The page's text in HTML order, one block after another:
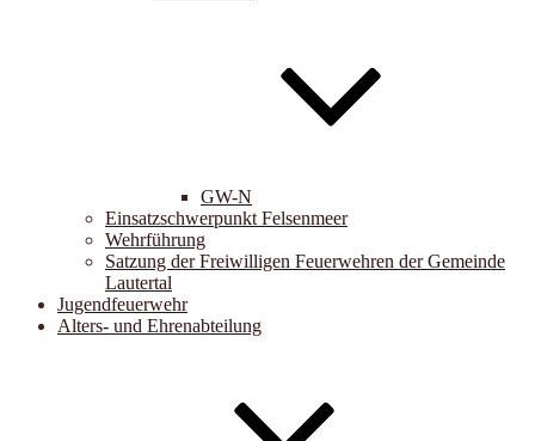
GW-N
Einsatzschwerpunkt Felsenmeer
Wehrführung
Satzung der Freiwilligen Feuerwehren der Gemeinde
Lautertal
Jugendfeuerwehr
Alters- und Ehrenabteilung